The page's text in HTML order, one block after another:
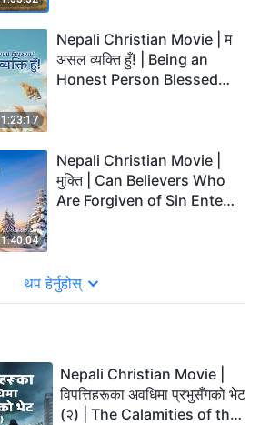
1:23:17
Nepali Christian Movie | म
असल व्यक्ति हुँ! | Being an
Honest Person Blessed
1:40:04
Nepali Christian Movie |
मुक्ति | Can Believers Who
Are Forgiven of Sin Enter
थप हेर्नुहोस्
Nepali Christian Movie |
विपत्तिहरूका अवधिमा प्रभुसँगको भेट
(२) | The Calamities of the